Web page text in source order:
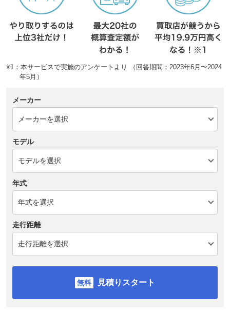
※1：本サービスで実施のアンケートより （回答期間：2023年6月〜2024
年5月）
メーカー
モデル
年式
走行距離
見積りスタート